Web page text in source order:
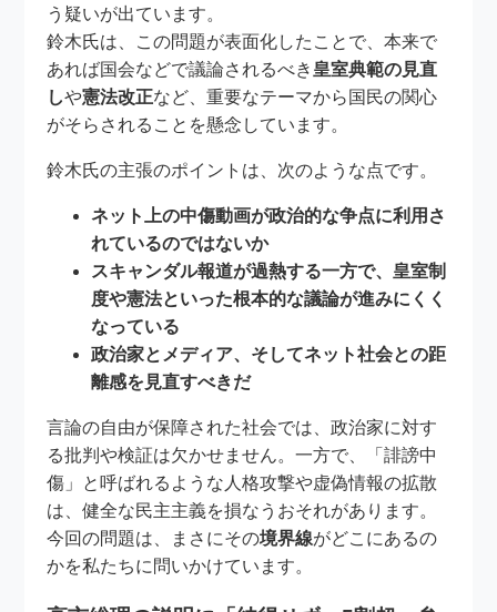
う疑いが出ています。
鈴木氏は、この問題が表面化したことで、本来で
あれば国会などで議論されるべき 皇室典範の見直
しや憲法改正など、重要なテーマから国民の関心
がそらされることを懸念しています。
鈴木氏の主張のポイントは、次のような点です。
ネット上の中傷動画が政治的な争点に利用さ
れているのではないか
スキャンダル報道が過熱する一方で、皇室制
度や憲法といった根本的な議論が進みにくく
なっている
政治家とメディア、そしてネット社会との距
離感を見直すべきだ
言論の自由が保障された社会では、政治家に対す
る批判や検証は欠かせません。一方で、「誹謗中
傷」と呼ばれるような人格攻撃や虚偽情報の拡散
は、健全な民主主義を損なうおそれがあります。
今回の問題は、まさにその境界線がどこにあるの
かを私たちに問いかけています。